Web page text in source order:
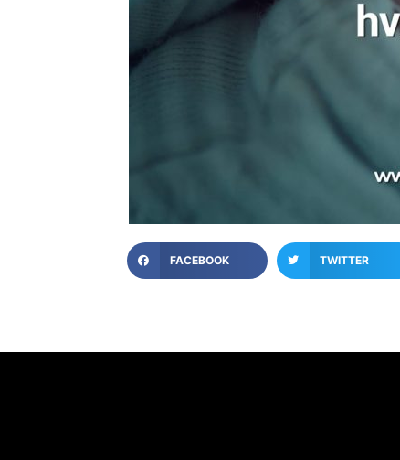
FACEBOOK TWITTER